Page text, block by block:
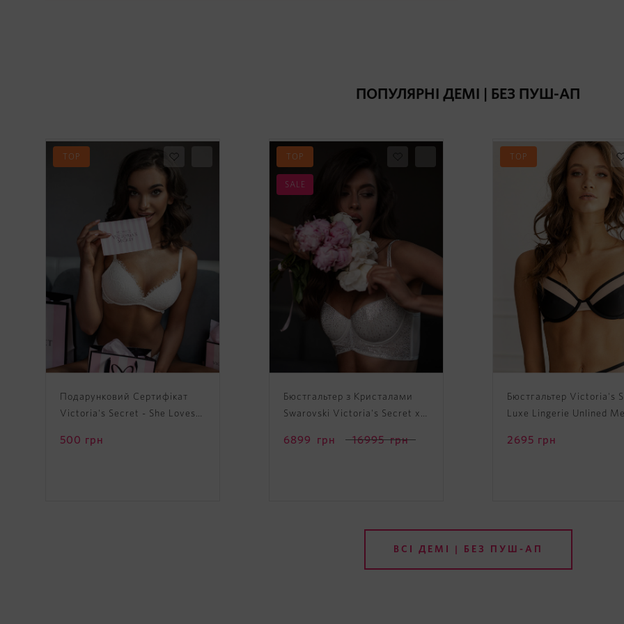
ПОПУЛЯРНІ ДЕМІ | БЕЗ ПУШ-АП
TOP
Подарунковий Сертифікат
Victoria's Secret - She Loves
500 грн
TOP
SALE
Бюстгальтер з Кристалами
Swarovski Victoria's Secret x
6899 грн 16995грн
TOP
Бюстгальтер Victoria's
Luxe Lingerie Unlined
2695 грн
ВСІ ДЕМІ | БЕЗ ПУШ-АП